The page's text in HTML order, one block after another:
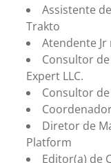
Assistente
Trakto
Atendente Jr
Consultor
Expert LLC.
Consultor de
Diretor de
Platform
Editor(a) de